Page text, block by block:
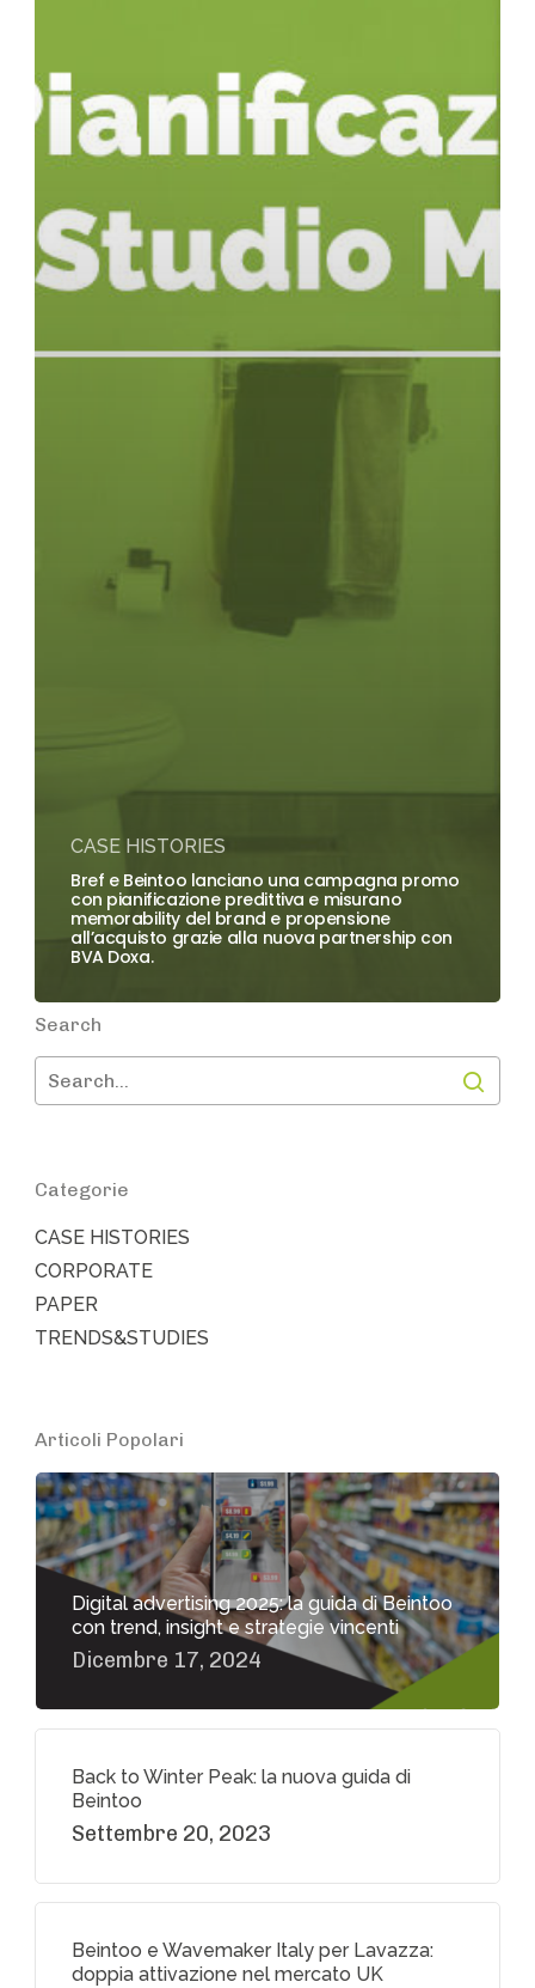
CASE HISTORIES
Bref e Beintoo lanciano una campagna promo
con pianificazione predittiva e misurano
memorability del brand e propensione
all’acquisto grazie alla nuova partnership con
BVA Doxa.
Search
Categorie
CASE HISTORIES
CORPORATE
PAPER
TRENDS&STUDIES
Articoli Popolari
Digital advertising 2025: la guida di Beintoo
con trend, insight e strategie vincenti
Dicembre 17, 2024
Back to Winter Peak: la nuova guida di
Beintoo
Settembre 20, 2023
Beintoo e Wavemaker Italy per Lavazza:
doppia attivazione nel mercato UK